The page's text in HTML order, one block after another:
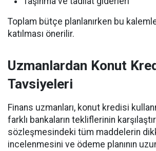
Toplam bütçe planlanırken bu
katılması önerilir.
Uzmanlardan Konut
Tavsiyeleri
Finans uzmanları, konut kredisi
farklı bankaların tekliflerinin
sözleşmesindeki tüm maddelerin
incelenmesini ve ödeme planının